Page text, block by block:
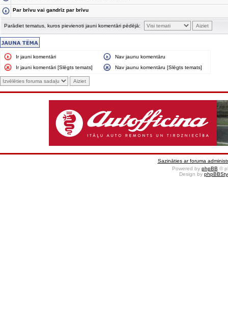
Par brīvu vai gandrīz par brīvu
Parādiet tematus, kuros pievienoti jauni komentāri pēdējā:
Ir jauni komentāri
Nav jaunu komentāru
Ir jauni komentāri [Slēgts temats]
Nav jaunu komentāru [Slēgts temats]
Sazināties ar foruma
Powered by phpBB ©
Design by